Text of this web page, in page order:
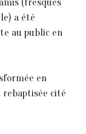
a été
au public en
en
rebaptisée cité